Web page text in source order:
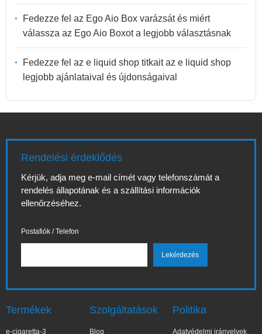
Fedezze fel az Ego Aio Box varázsát és miért
válassza az Ego Aio Boxot a legjobb választásnak
Fedezze fel az e liquid shop titkait az e liquid shop
legjobb ajánlataival és újdonságaival
Rendelési érdeklődés
Kérjük, adja meg e-mail címét vagy telefonszámát a
rendelés állapotának és a szállítási információk
ellenőrzéséhez.
Postafiók / Telefon
Termékek
e-cigaretta-3
Szolgáltatások
Blog
Politika
Adatvédelmi irányelvek